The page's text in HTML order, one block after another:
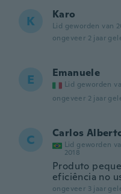
K Karo
Lid geworden van
ongeveer 2 jaar
E Emanuele
Lid geworden
ongeveer 2 jaar
C Carlos
Lid geworden
2018
Produto
eficiência no
ongeveer 3 jaar